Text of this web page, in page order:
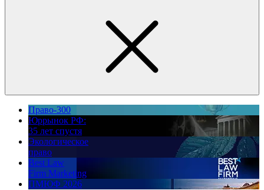
Право-300
Юррынок РФ:
35 лет спустя
Экологическое
право
Best Law
Firm Marketing
ПМЮФ 2026